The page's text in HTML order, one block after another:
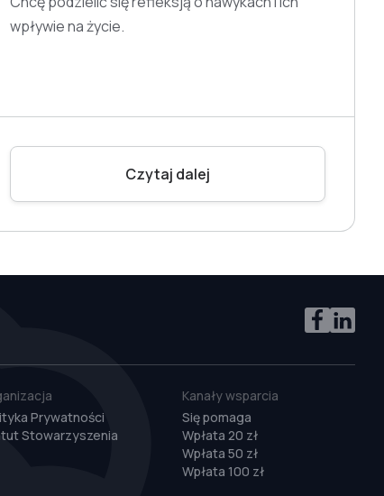
wpływie na życie.
Czytaj dalej
Prywatności
Stowarzyszenia
Kanały wsparcia
Się pomaga
Wpłata 20 zł
Wpłata 50 zł
Wpłata 100 zł